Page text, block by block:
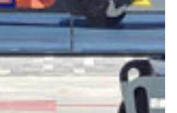
m
2.07 m
TÉCNICAS